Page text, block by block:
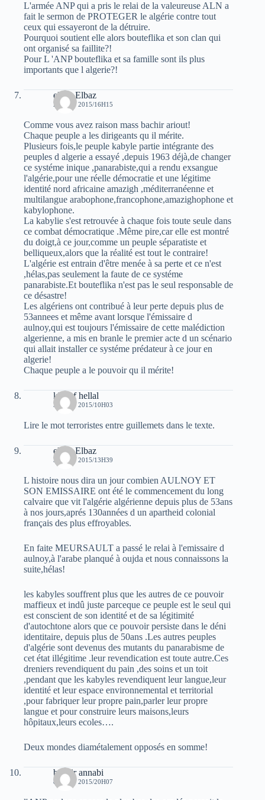
L'armée ANP qui a pris le relai de la valeureuse ALN a
fait le sermon de PROTEGER le algérie contre tout
ceux qui essayeront de la détruire.
Pourquoi soutient elle alors bouteflika et son clan qui
ont organisé sa faillite?!
Pour L 'ANP bouteflika et sa famille sont ils plus
importants que l algerie?!
elvez Elbaz
2 AOÛT 2015/16H15
Comme vous avez raison mass bachir ariout!
Chaque peuple a les dirigeants qu il mérite.
Plusieurs fois,le peuple kabyle partie intégrante des
peuples d algerie a essayé ,depuis 1963 déjà,de changer
ce systéme inique ,panarabiste,qui a rendu exsangue
l'algérie,pour une réelle démocratie et une légitime
identité nord africaine amazigh ,méditerranéenne et
multilangue arabophone,francophone,amazighophone et
kabylophone.
La kabylie s'est retrouvée à chaque fois toute seule dans
ce combat démocratique .Même pire,car elle est montré
du doigt,à ce jour,comme un peuple séparatiste et
belliqueux,alors que la réalité est tout le contraire!
L'algérie est entrain d'être menée à sa perte et ce n'est
,hélas,pas seulement la faute de ce systéme
panarabiste.Et bouteflika n'est pas le seul responsable de
ce désastre!
Les algériens ont contribué à leur perte depuis plus de
53annees et même avant lorsque l'émissaire d
aulnoy,qui est toujours l'émissaire de cette malédiction
algerienne, a mis en branle le premier acte d un scénario
qui allait installer ce systéme prédateur à ce jour en
algerie!
Chaque peuple a le pouvoir qu il mérite!
khelaf hellal
3 AOÛT 2015/10H03
Lire le mot terroristes entre guillemets dans le texte.
elvez Elbaz
3 AOÛT 2015/13H39
L histoire nous dira un jour combien AULNOY ET
SON EMISSAIRE ont été le commencement du long
calvaire que vit l'algérie algérienne depuis plus de 53ans
à nos jours,aprés 130années d un apartheid colonial
français des plus effroyables.
En faite MEURSAULT a passé le relai à l'emissaire d
aulnoy,à l'arabe planqué à oujda et nous connaissons la
suite,hélas!
les kabyles souffrent plus que les autres de ce pouvoir
maffieux et indû juste parceque ce peuple est le seul qui
est conscient de son identité et de sa légitimité
d'autochtone alors que ce pouvoir persiste dans le déni
identitaire, depuis plus de 50ans .Les autres peuples
d'algérie sont devenus des mutants du panarabisme de
cet état illégitime .leur revendication est toute autre.Ces
dreniers revendiquent du pain ,des soins et un toit
,pendant que les kabyles revendiquent leur langue,leur
identité et leur espace environnemental et territorial
,pour fabriquer leur propre pain,parler leur propre
langue et pour construire leurs maisons,leurs
hôpitaux,leurs ecoles….
Deux mondes diamétalement opposés en somme!
bachir annabi
8 AOÛT 2015/20H07